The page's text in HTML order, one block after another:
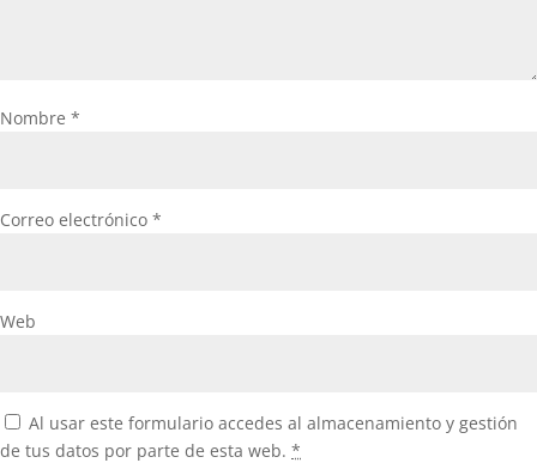
Nombre *
Correo electrónico *
Web
Al usar este formulario accedes al almacenamiento y gestión
de tus datos por parte de esta web. *